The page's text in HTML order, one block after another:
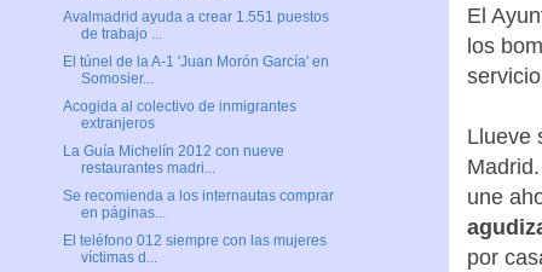
El
los
Llueve
une
por
Avalmadrid ayuda a crear 1.551 puestos
de trabajo ...
El túnel de la A-1 'Juan Morón García' en
Somosier...
Acogida al colectivo de inmigrantes
extranjeros
La Guía Michelín 2012 con nueve
restaurantes madri...
Se recomienda a los internautas comprar
en páginas...
El teléfono 012 siempre con las mujeres
víctimas d...